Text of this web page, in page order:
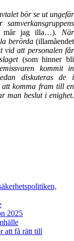
bör se ut ungefär
mår jag illa…). När
berörda (illamåendet
vid att personalen får
(som hinner bli
kommit in
diskuteras de i
komma fram till en
man beslut i enighet.
2025
att få rätt till